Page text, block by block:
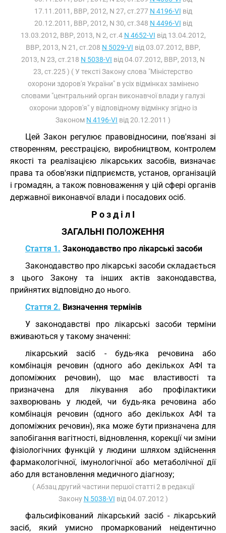
17.11.2011, ВВР, 2012, N 27, ст.277 N 4196-VI від
20.12.2011, ВВР, 2012, N 30, ст.348 N 4496-VI від
13.03.2012, ВВР, 2013, N 2, ст.4 N 4652-VI від 13.04.2012,
ВВР, 2013, N 21, ст.208 N 5029-VI від 03.07.2012, ВВР,
2013, N 23, ст.218 N 5038-VI від 04.07.2012, ВВР, 2013, N
23, ст.225 ) ( У тексті Закону слова "Міністерство
охорони здоров'я України" в усіх відмінках замінено
словами "центральний орган виконавчої влади у галузі
охорони здоров'я" у відповідному відмінку згідно із
Законом N 4196-VI від 20.12.2011 )
Цей Закон регулює правовідносини, пов'язані зі
створенням, реєстрацією, виробництвом, контролем
якості та реалізацією лікарських засобів, визначає
права та обов'язки підприємств, установ, організацій
і громадян, а також повноваження у цій сфері органів
державної виконавчої влади і посадових осіб.
Р о з д і л I
ЗАГАЛЬНІ ПОЛОЖЕННЯ
Стаття 1. Законодавство про лікарські засоби
Законодавство про лікарські засоби складається
з цього Закону та інших актів законодавства,
прийнятих відповідно до нього.
Стаття 2. Визначення термінів
У законодавстві про лікарські засоби терміни
вживаються у такому значенні:
лікарський засіб - будь-яка речовина або
комбінація речовин (одного або декількох АФІ та
допоміжних речовин), що має властивості та
призначена для лікування або профілактики
захворювань у людей, чи будь-яка речовина або
комбінація речовин (одного або декількох АФІ та
допоміжних речовин), яка може бути призначена для
запобігання вагітності, відновлення, корекції чи зміни
фізіологічних функцій у людини шляхом здійснення
фармакологічної, імунологічної або метаболічної дії
або для встановлення медичного діагнозу;
( Абзац другий частини першої статті 2 в редакції
Закону N 5038-VI від 04.07.2012 )
фальсифікований лікарський засіб - лікарський
засіб, який умисно промаркований неідентично